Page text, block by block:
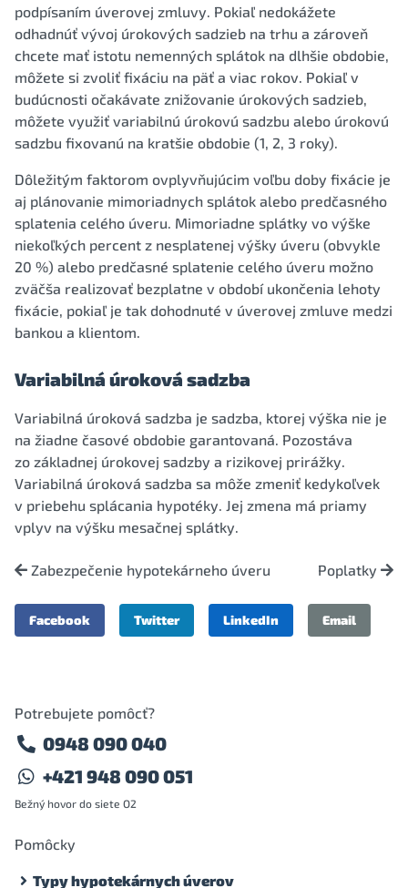
podpísaním úverovej zmluvy. Pokiaľ nedokážete
odhadnúť vývoj úrokových sadzieb na trhu a zároveň
chcete mať istotu nemenných splátok na dlhšie obdobie,
môžete si zvoliť fixáciu na päť a viac rokov. Pokiaľ v
budúcnosti očakávate znižovanie úrokových sadzieb,
môžete využiť variabilnú úrokovú sadzbu alebo úrokovú
sadzbu fixovanú na kratšie obdobie (1, 2, 3 roky).
Dôležitým faktorom ovplyvňujúcim voľbu doby fixácie je
aj plánovanie mimoriadnych splátok alebo predčasného
splatenia celého úveru. Mimoriadne splátky vo výške
niekoľkých percent z nesplatenej výšky úveru (obvykle
20 %) alebo predčasné splatenie celého úveru možno
zväčša realizovať bezplatne v období ukončenia lehoty
fixácie, pokiaľ je tak dohodnuté v úverovej zmluve medzi
bankou a klientom.
Variabilná úroková sadzba
Variabilná úroková sadzba je sadzba, ktorej výška nie je
na žiadne časové obdobie garantovaná. Pozostáva
zo základnej úrokovej sadzby a rizikovej prirážky.
Variabilná úroková sadzba sa môže zmeniť kedykoľvek
v priebehu splácania hypotéky. Jej zmena má priamy
vplyv na výšku mesačnej splátky.
Zabezpečenie hypotekárneho úveru Poplatky
Facebook Twitter LinkedIn Email
Potrebujete pomôcť?
0948 090 040
+421 948 090 051
Bežný hovor do siete O2
Pomôcky
Typy hypotekárnych úverov